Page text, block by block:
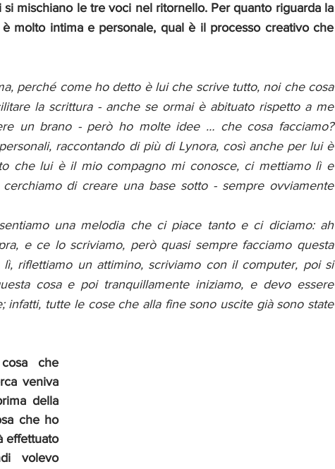
mischiano le tre voci nel ritornello. Per quanto riguarda la
molto intima e personale, qual è il processo creativo che
perché come ho detto è lui che scrive tutto, noi che cosa
la scrittura - anche se ormai è abituato rispetto a me
un brano - però ho molte idee … che cosa facciamo?
raccontando di più di Lynora, così anche per lui è
che lui è il mio compagno mi conosce, ci mettiamo lì e
di creare una base sotto - sempre ovviamente
una melodia che ci piace tanto e ci diciamo: ah
e ce lo scriviamo, però quasi sempre facciamo questa
riflettiamo un attimino, scriviamo con il computer, poi si
cosa e poi tranquillamente iniziamo, e devo essere
infatti, tutte le cose che alla fine sono uscite già sono state
che
veniva
della
che ho
effettuato
volevo